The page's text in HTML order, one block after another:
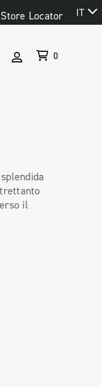
Store Locator IT
0
il